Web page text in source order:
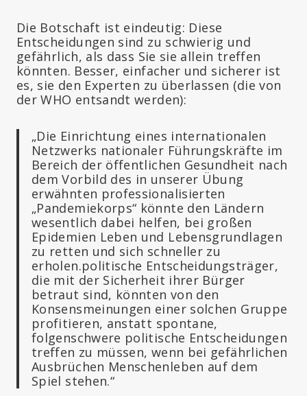
Die Botschaft ist eindeutig: Diese
Entscheidungen sind zu schwierig und
gefährlich, als dass Sie sie allein treffen
könnten. Besser, einfacher und sicherer ist
es, sie den Experten zu überlassen (die von
der WHO entsandt werden):
„Die Einrichtung eines internationalen
Netzwerks nationaler Führungskräfte im
Bereich der öffentlichen Gesundheit nach
dem Vorbild des in unserer Übung
erwähnten professionalisierten
„Pandemiekorps“ könnte den Ländern
wesentlich dabei helfen, bei großen
Epidemien Leben und Lebensgrundlagen
zu retten und sich schneller zu
erholen.politische Entscheidungsträger,
die mit der Sicherheit ihrer Bürger
betraut sind, könnten von den
Konsensmeinungen einer solchen Gruppe
profitieren, anstatt spontane,
folgenschwere politische Entscheidungen
treffen zu müssen, wenn bei gefährlichen
Ausbrüchen Menschenleben auf dem
Spiel stehen.“